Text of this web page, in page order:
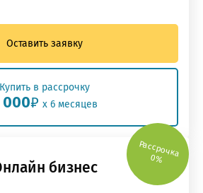
Оставить заявку
Купить в рассрочку
₽ x 6 месяцев
Рассрочка
0%
бизнес